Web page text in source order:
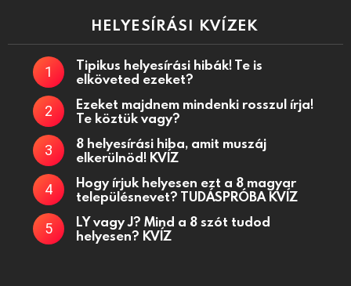
HELYESÍRÁSI KVÍZEK
Tipikus helyesírási hibák! Te is
elköveted ezeket?
Ezeket majdnem mindenki rosszul írja!
Te köztük vagy?
8 helyesírási hiba, amit muszáj
elkerülnöd! KVÍZ
Hogy írjuk helyesen ezt a 8 magyar
településnevet? TUDÁSPRÓBA KVÍZ
LY vagy J? Mind a 8 szót tudod
helyesen? KVÍZ